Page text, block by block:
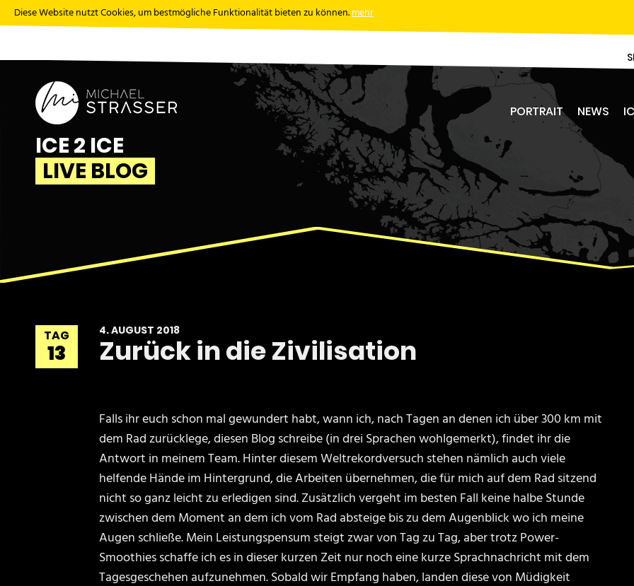
Diese Website nutzt Cookies, um bestmögliche Funktionalität bieten zu können.mehr
PORTRAIT NEWS
ICE 2 ICE
LIVE BLOG
4. AUGUST 2018
TAG
13 Zurück in die Zivilisation
Falls ihr euch schon mal gewundert habt, wann ich, nach Tagen an denen ich über 300 km mit
dem Rad zurücklege, diesen Blog schreibe (in drei Sprachen wohlgemerkt), findet ihr die
Antwort in meinem Team. Hinter diesem Weltrekordversuch stehen nämlich auch viele
helfende Hände im Hintergrund, die Arbeiten übernehmen, die für mich auf dem Rad sitzend
nicht so ganz leicht zu erledigen sind. Zusätzlich vergeht im besten Fall keine halbe Stunde
zwischen dem Moment an dem ich vom Rad absteige bis zu dem Augenblick wo ich meine
Augen schließe. Mein Leistungspensum steigt zwar von Tag zu Tag, aber trotz Power-
Smoothies schaffe ich es in dieser kurzen Zeit nur noch eine kurze Sprachnachricht mit dem
Tagesgeschehen aufzunehmen. Sobald wir Empfang haben, landen diese von Müdigkeit